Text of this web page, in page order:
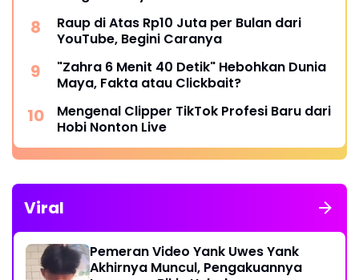
Raup di Atas Rp10 Juta per Bulan dari
YouTube, Begini Caranya
"Zahra 6 Menit 40 Detik" Hebohkan Dunia
Maya, Fakta atau Clickbait?
Mengenal Clipper TikTok Profesi Baru dari
Hobi Nonton Live
Viral
Pemeran Video Yank Uwes Yank
Akhirnya Muncul, Pengakuannya